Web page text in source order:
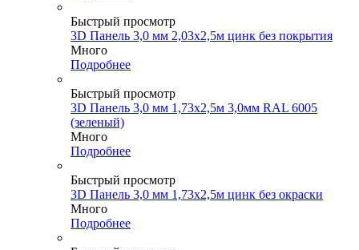
Быстрый просмотр
3D Панель 3,0 мм 2,03х2,5м цинк без покрытия
Много
Подробнее
Быстрый просмотр
3D Панель 3,0 мм 1,73х2,5м 3,0мм RAL 6005
(зеленый)
Много
Подробнее
Быстрый просмотр
3D Панель 3,0 мм 1,73х2,5м цинк без окраски
Много
Подробнее